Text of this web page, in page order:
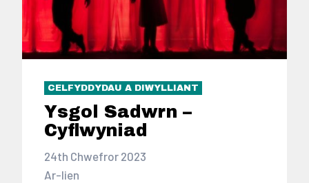
CELFYDDYDAU A DIWYLLIANT
Ysgol Sadwrn –
Cyflwyniad
24th Chwefror 2023
Ar-lien